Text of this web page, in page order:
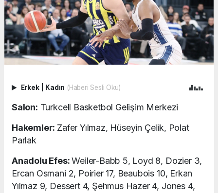
Erkek Kadın (Haberi Sesli Oku)
Salon: Turkcell Basketbol Gelişim Merkezi
Hakemler: Zafer Yılmaz, Hüseyin Çelik, Polat
Parlak
Anadolu Efes:Weiler-Babb 5, Loyd 8, Dozier 3,
Ercan Osmani 2, Poirier 17, Beaubois 10, Erkan
Yılmaz 9, Dessert 4, Şehmus Hazer 4, Jones 4,